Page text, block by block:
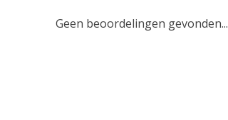
Geen beoordelingen gevonden...